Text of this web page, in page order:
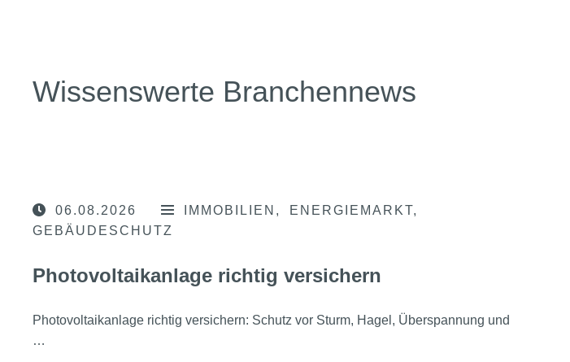
Wissenswerte Branchennews
06.08.2026 IMMOBILIEN
ENERGIEMARKT
GEBÄUDESCHUTZ
Photovoltaikanlage richtig versichern
Photovoltaikanlage richtig versichern: Schutz vor Sturm, Hagel, Überspannung und
…